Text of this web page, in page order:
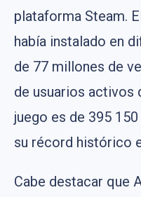
plataforma Steam.
había instalado en
de 77 millones de
de usuarios activos
juego es de 395
su récord histórico
Cabe destacar que